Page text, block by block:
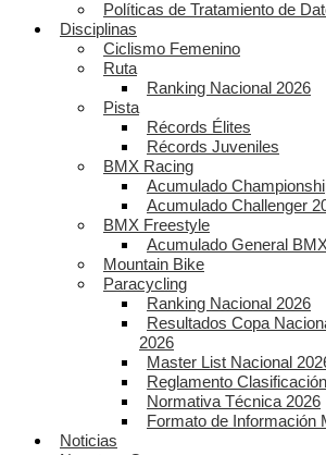
Políticas de Tratamiento de
Disciplinas
Ciclismo Femenino
Ruta
Ranking Nacional 2026
Pista
Récords Élites
Récords Juveniles
BMX Racing
Acumulado
Acumulado Challenger
BMX Freestyle
Acumulado General
Mountain Bike
Paracycling
Ranking Nacional 2026
Resultados Copa
2026
Master List Nacional
Reglamento
Normativa Técnica 2026
Formato de Información
Noticias